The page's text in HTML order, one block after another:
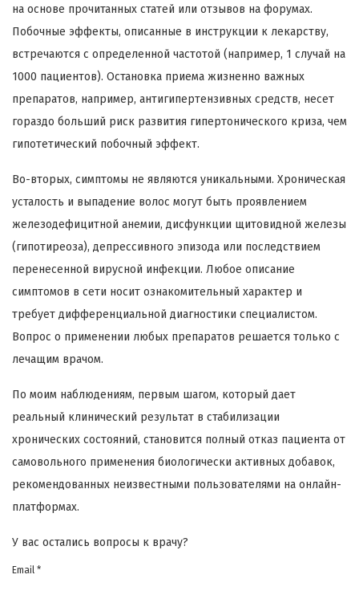
на основе прочитанных статей или отзывов на форумах.
Побочные эффекты, описанные в инструкции к лекарству,
встречаются с определенной частотой (например, 1 случай на
1000 пациентов). Остановка приема жизненно важных
препаратов, например, антигипертензивных средств, несет
гораздо больший риск развития гипертонического криза, чем
гипотетический побочный эффект.
Во-вторых, симптомы не являются уникальными. Хроническая
усталость и выпадение волос могут быть проявлением
железодефицитной анемии, дисфункции щитовидной железы
(гипотиреоза), депрессивного эпизода или последствием
перенесенной вирусной инфекции. Любое описание
симптомов в сети носит ознакомительный характер и
требует дифференциальной диагностики специалистом.
Вопрос о применении любых препаратов решается только с
лечащим врачом.
По моим наблюдениям, первым шагом, который дает
реальный клинический результат в стабилизации
хронических состояний, становится полный отказ пациента от
самовольного применения биологически активных добавок,
рекомендованных неизвестными пользователями на онлайн-
платформах.
У вас остались вопросы к врачу?
Email *